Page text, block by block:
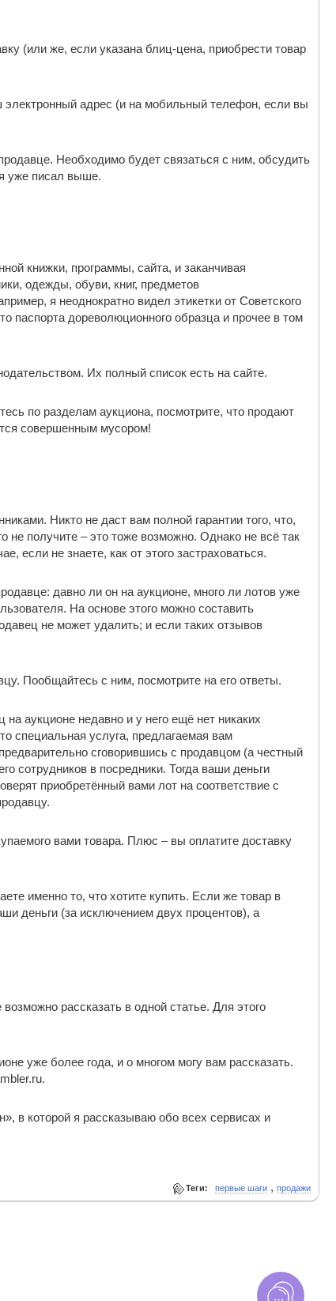
(или же, если указана блиц-цена, приобрести товар
адрес (и на мобильный телефон, если вы
Необходимо будет связаться с ним, обсудить
уже писал выше.
книжки, программы, сайта, и заканчивая
одежды, обуви, книг, предметов
я неоднократно видел этикетки от Советского
паспорта дореволюционного образца и прочее в том
Их полный список есть на сайте.
по разделам аукциона, посмотрите, что продают
совершенным мусором!
Никто не даст вам полной гарантии того, что,
не получите – это тоже возможно. Однако не всё так
если не знаете, как от этого застраховаться.
давно ли он на аукционе, много ли лотов уже
На основе этого можно составить
не может удалить; и если таких отзывов
Пообщайтесь с ним, посмотрите на его ответы.
аукционе недавно и у него ещё нет никаких
специальная услуга, предлагаемая вам
сговорившись с продавцом (а честный
сотрудников в посредники. Тогда ваши деньги
приобретённый вами лот на соответствие с
вами товара. Плюс – вы оплатите доставку
именно то, что хотите купить. Если же товар в
деньги (за исключением двух процентов), а
рассказать в одной статье. Для этого
уже более года, и о многом могу вам рассказать.
в которой я рассказываю обо всех сервисах и
Теги: первые шаги , продажи